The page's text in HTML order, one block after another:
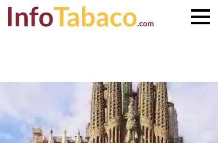
ESTANCO MÁS CERCANO